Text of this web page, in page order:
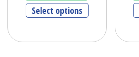
Select options